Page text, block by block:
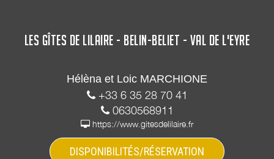
LES GÎTES DE LILAIRE - BELIN-BELIET - VAL DE L'EYRE
Hélèna et Loic MARCHIONE
+33 6 35 28 70 41
0630568911
https://www.gitesdelilaire.fr
DISPONIBILITÉS/RÉSERVATION